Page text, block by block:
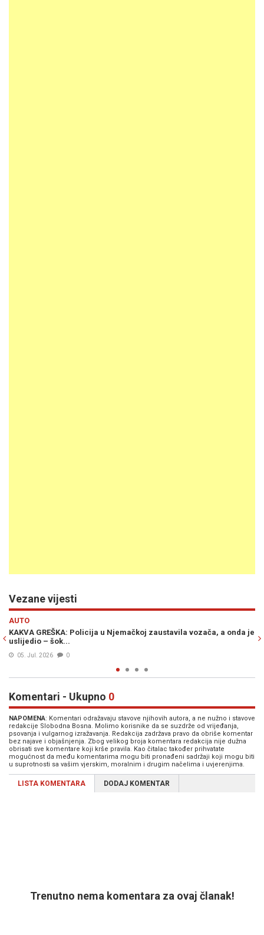
Vezane vijesti
vozača, a onda jeLIJEPA VIJEST ZA BH. DIJASPORU: Od jula znatno
Komentari - Ukupno 0
NAPOMENA: Komentari odražavaju stavove njihovih autora, a ne nužno i stavove
redakcije Slobodna Bosna. Molimo korisnike da se suzdrže od vrijeđanja,
psovanja i vulgarnog izražavanja. Redakcija zadržava pravo da obriše komentar
bez najave i objašnjenja. Zbog velikog broja komentara redakcija nije dužna
obrisati sve komentare koji krše pravila. Kao čitalac također prihvatate
mogućnost da među komentarima mogu biti pronađeni sadržaji koji mogu biti
u suprotnosti sa vašim vjerskim, moralnim i drugim načelima i uvjerenjima.
LISTA KOMENTARA DODAJ KOMENTAR
Trenutno nema komentara za ovaj članak!